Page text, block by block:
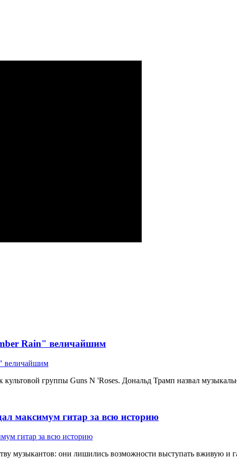
Rain" величайшим
группы Guns N 'Roses. Дональд Трамп назвал
максимум гитар за всю историю
музыкантов: они лишились возможности выступать вживую и